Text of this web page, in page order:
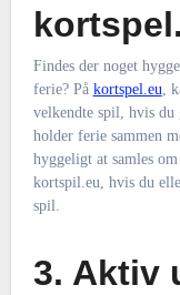
Findes der noget
ferie? På kortspel.eu,
velkendte spil, hvis du
holder ferie sammen
hyggeligt at samles
kortspil.eu, hvis du
spil.
3. Aktiv